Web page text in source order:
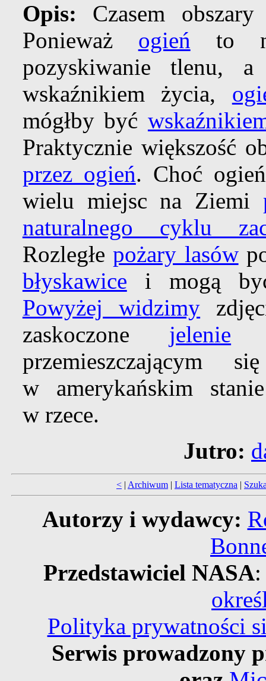
Opis: Czasem
Ponieważ ogień to
pozyskiwanie tlenu,
wskaźnikiem życia,
mógłby być
Praktycznie większość
przez ogień. Choć
wielu miejsc na Ziemi
naturalnego cyklu
Rozległepożary lasów
błyskawice i mogą
Powyżej widzimy
zaskoczone jelenie
przemieszczającym
w amerykańskim
w rzece.
Jutro:
< | Archiwum | Lista tematyczna |
Autorzy i wydawcy:
Przedstawiciel NASA
Polityka prywatności
Serwis prowadzony